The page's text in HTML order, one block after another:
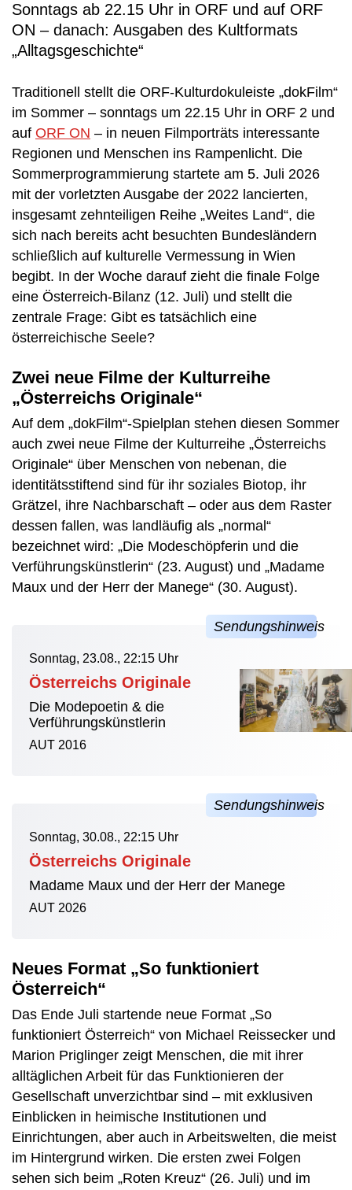
Sonntags ab 22.15 Uhr in ORF und auf ORF
ON – danach: Ausgaben des Kultformats
„Alltagsgeschichte“
Traditionell stellt die ORF-Kulturdokuleiste „dokFilm“
im Sommer – sonntags um 22.15 Uhr in ORF 2 und
auf ORF ON – in neuen Filmporträts interessante
Regionen und Menschen ins Rampenlicht. Die
Sommerprogrammierung startete am 5. Juli 2026
mit der vorletzten Ausgabe der 2022 lancierten,
insgesamt zehnteiligen Reihe „Weites Land“, die
sich nach bereits acht besuchten Bundesländern
schließlich auf kulturelle Vermessung in Wien
begibt. In der Woche darauf zieht die finale Folge
eine Österreich-Bilanz (12. Juli) und stellt die
zentrale Frage: Gibt es tatsächlich eine
österreichische Seele?
Zwei neue Filme der Kulturreihe
„Österreichs Originale“
Auf dem „dokFilm“-Spielplan stehen diesen Sommer
auch zwei neue Filme der Kulturreihe „Österreichs
Originale“ über Menschen von nebenan, die
identitätsstiftend sind für ihr soziales Biotop, ihr
Grätzel, ihre Nachbarschaft – oder aus dem Raster
dessen fallen, was landläufig als „normal“
bezeichnet wird: „Die Modeschöpferin und die
Verführungskünstlerin“ (23. August) und „Madame
Maux und der Herr der Manege“ (30. August).
Sonntag, 23.08., 22:15 Uhr
Österreichs Originale
Die Modepoetin & die
Verführungskünstlerin
AUT 2016
Sonntag, 30.08., 22:15 Uhr
Österreichs Originale
Madame Maux und der Herr der Manege
AUT 2026
Neues Format „So funktioniert
Österreich“
Das Ende Juli startende neue Format „So
funktioniert Österreich“ von Michael Reissecker und
Marion Priglinger zeigt Menschen, die mit ihrer
alltäglichen Arbeit für das Funktionieren der
Gesellschaft unverzichtbar sind – mit exklusiven
Einblicken in heimische Institutionen und
Einrichtungen, aber auch in Arbeitswelten, die meist
im Hintergrund wirken. Die ersten zwei Folgen
sehen sich beim „Roten Kreuz“ (26. Juli) und im